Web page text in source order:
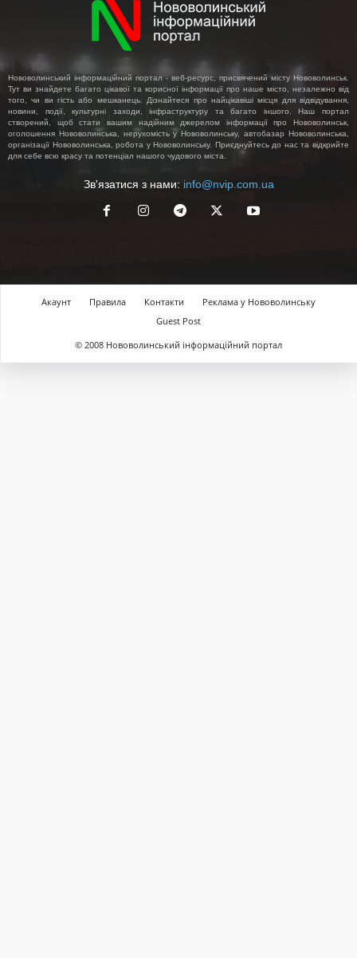
Нововолинський інформаційний портал - веб-ресурс, присвячений місту Нововолинськ.
Тут ви знайдете багато цікавої та корисної інформації про наше місто, незалежно від
того, чи ви гість або мешканець. Дізнайтеся про найцікавіші місця для відвідування,
новини, події, культурні заходи, інфраструктуру та багато іншого. Наш портал
створений, щоб стати вашим надійним джерелом інформації про Нововолинськ,
оголошення Нововолинська, нерухомість у Нововолинську, автобазар Нововолинська,
організації Нововолинська, робота у Нововолинську. Приєднуйтесь до нас та відкрийте
для себе всю красу та потенціал нашого чудового міста.
Зв'язатися з нами: info@nvip.com.ua
Акаунт Правила Контакти
Реклама у Нововолинську
Guest Post
© 2008 Нововолинський інформаційний портал